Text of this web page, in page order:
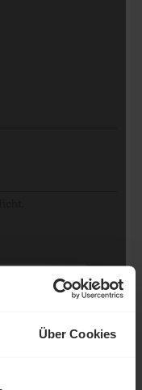
Über Cookies
meine Angaben